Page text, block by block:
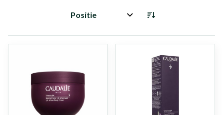
Sorteer op: